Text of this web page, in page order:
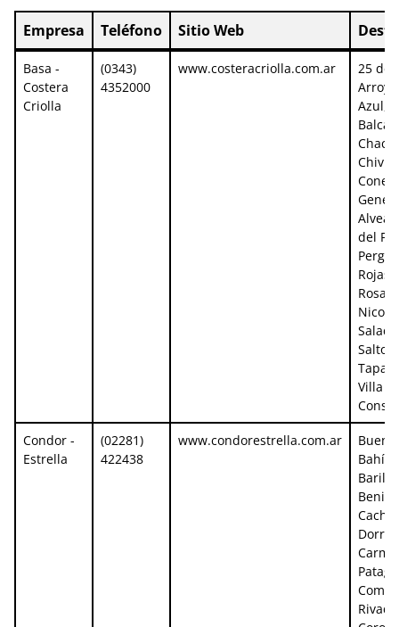
Empresa Teléfono Sitio Web
Empresa
Teléfono Sitio Web
Basa -
Costera
Criolla
(0343)
4352000
www.costeracriolla.com.ar
25 de
Azul,
del
Rojas,
Salto,
Villa
Condor -
Estrella
(02281)
422438
www.condorestrella.com.ar
Bahía
Benito